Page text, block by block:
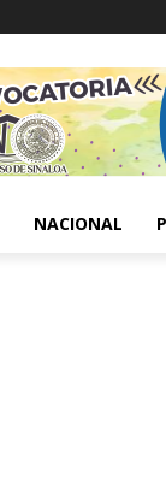
NACIONAL